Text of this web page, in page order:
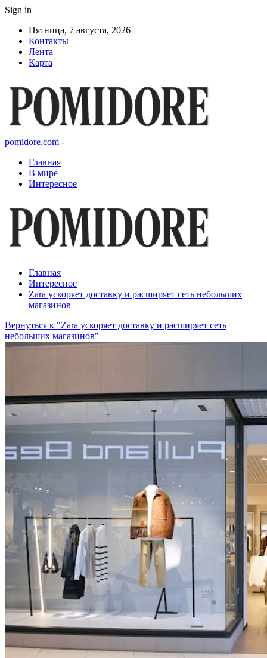
Sign in
Пятница, 7 августа, 2026
Контакты
Лента
Карта
pomidore.com -
Главная
В мире
Интересное
Главная
Интересное
Zara ускоряет доставку и расширяет сеть небольших
магазинов
Вернуться к "Zara ускоряет доставку и расширяет сеть
небольших магазинов"